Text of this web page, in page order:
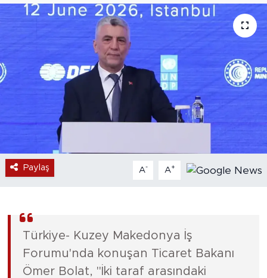
Paylaş A- A+
Türkiye- Kuzey Makedonya İş
Forumu'nda konuşan Ticaret Bakanı
Ömer Bolat, "İki taraf arasındaki